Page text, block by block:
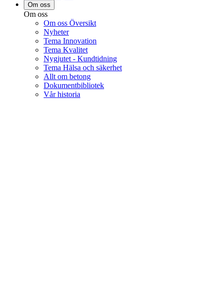
Om oss
Om oss
Om oss Översikt
Nyheter
Tema Innovation
Tema Kvalitet
Nygjutet - Kundtidning
Tema Hälsa och säkerhet
Allt om betong
Dokumentbibliotek
Vår historia